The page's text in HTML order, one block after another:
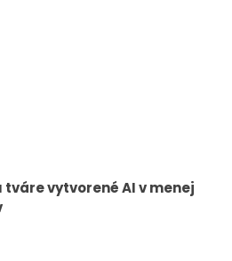
vytvorené AI v menej